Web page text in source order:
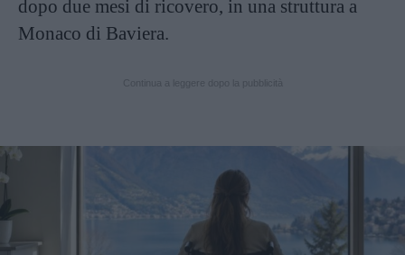
dopo due mesi di ricovero, in una struttura a
Monaco di Baviera.